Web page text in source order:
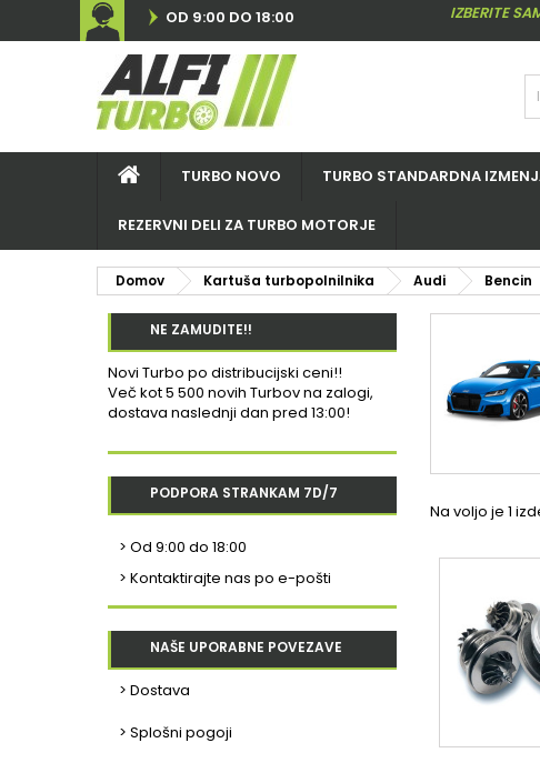
OD 9:00 DO 18:00 IZBERITE
TURBO NOVO TURBO STANDARDNA
REZERVNI DELI ZA TURBO MOTORJE
Domov Kartuša turbopolnilnika Audi Bencin
NE ZAMUDITE!!
Novi Turbo po distribucijski ceni!!
Več kot 5 500 novih Turbov na zalogi,
dostava naslednji dan pred 13:00!
PODPORA STRANKAM 7D/7
> Od 9:00 do 18:00
> Kontaktirajte nas po e-pošti
NAŠE UPORABNE POVEZAVE
> Dostava
> Splošni pogoji
Na voljo je 1